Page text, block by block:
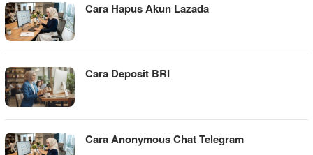
Cara Hapus Akun Lazada
Cara Deposit BRI
Cara Anonymous Chat Telegram